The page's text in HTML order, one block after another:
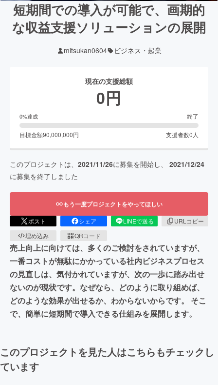
短期間での導入が可能で、画期的
な収益支援ソリューションの展開
mitsukan0604 ビジネス・起業
現在の支援総額
0円
0%達成 終了
目標金額90,000,000円 支援者数0 人
このプロジェクトは、 2021/11/26に募集を開始し、 2021/12/24
に募集を終了しました
もう一度プロジェクトをやってほしい
ポスト シェア LINEで送る
URLコピー
埋め込み
QRコード
売上向上に向けては、多くのご検討をされていますが、
一番コストが無駄にかかっている社内ビジネスプロセス
の見直しは、気付かれていますが、次の一歩に踏み出せ
ないのが現状です。なぜなら、どのように取り組めば、
どのような効果が出せるか、わからないからです。 そこ
で、簡単に短期間で導入できる仕組みを展開します。
このプロジェクトを見た人はこちらもチェックし
ています